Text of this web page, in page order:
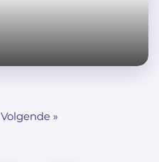
Volgende »